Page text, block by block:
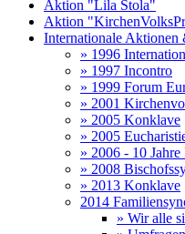
Aktion "Lila Stola"
Aktion
Internationale Aktionen
» 1996
» 1997 Incontro
» 1999 Forum
» 2001
» 2005 Konklave
» 2005
» 2006 - 10
» 2008
» 2013 Konklave
2014
» Wir alle